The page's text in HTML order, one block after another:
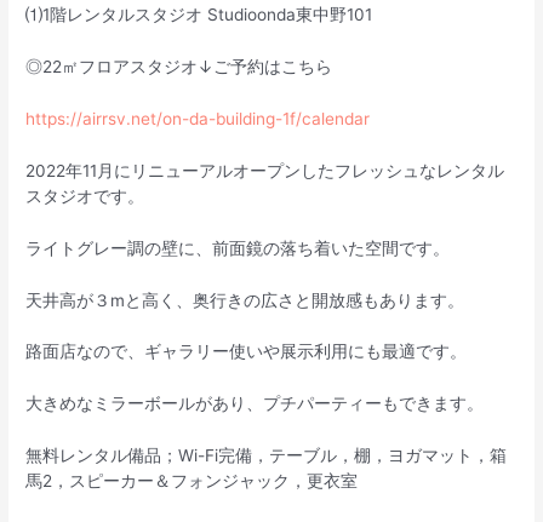
⑴1階レンタルスタジオ Studioonda東中野101
◎22㎡フロアスタジオ↓ご予約はこちら
https://airrsv.net/on-da-building-1f/calendar
2022年11月にリニューアルオープンしたフレッシュなレンタル
スタジオです。
ライトグレー調の壁に、前面鏡の落ち着いた空間です。
天井高が３mと高く、奥行きの広さと開放感もあります。
路面店なので、ギャラリー使いや展示利用にも最適です。
大きめなミラーボールがあり、プチパーティーもできます。
無料レンタル備品；Wi-Fi完備，テーブル，棚，ヨガマット，箱
馬2，スピーカー＆フォンジャック，更衣室